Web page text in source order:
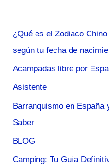
¿Qué es el Zodiaco
según tu fecha de
Acampadas libre por
Asistente
Barranquismo en España
Saber
BLOG
Camping: Tu Guía